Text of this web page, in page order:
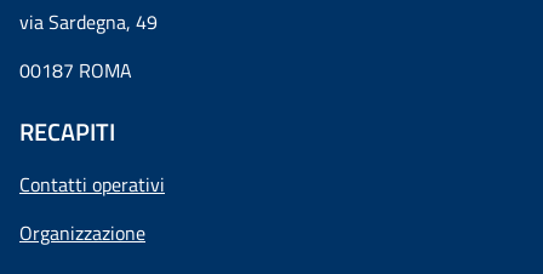
via Sardegna, 49
00187 ROMA
RECAPITI
Contatti operativi
Organizzazione